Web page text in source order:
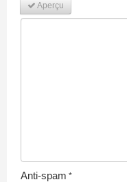
Aperçu
Anti-spam